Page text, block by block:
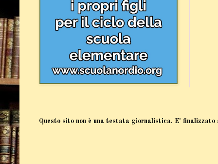
Questo sito non è una testata giornalistica. E'